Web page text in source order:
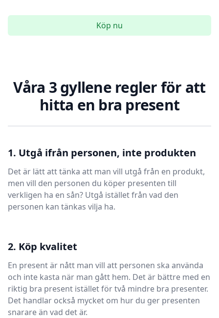
Köp nu
Våra 3 gyllene regler för att
hitta en bra present
1. Utgå ifrån personen, inte produkten
Det är lätt att tänka att man vill utgå från en produkt,
men vill den personen du köper presenten till
verkligen ha en sån? Utgå istället från vad den
personen kan tänkas vilja ha.
2. Köp kvalitet
En present är nått man vill att personen ska använda
och inte kasta när man gått hem. Det är bättre med en
riktig bra present istället för två mindre bra presenter.
Det handlar också mycket om hur du ger presenten
snarare än vad det är.